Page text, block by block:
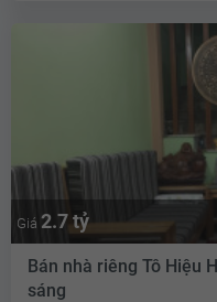
Giá 2.7 tỷ
Bán nhà riêng Tô Hiệu
sáng